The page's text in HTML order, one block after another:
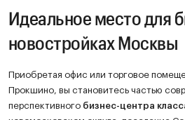
Идеальное место для
новостройках Москвы
Приобретая офис или торговое
Прокшино, вы становитесь частью
перспективного бизнес-центра